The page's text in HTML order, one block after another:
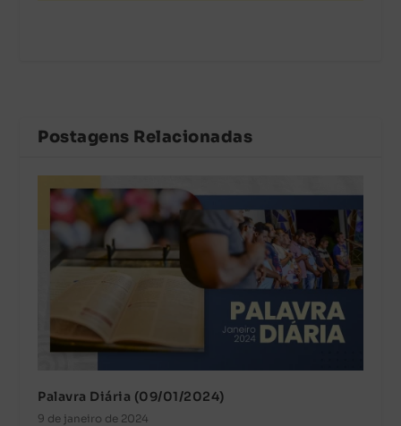
Postagens Relacionadas
Palavra Diária (09/01/2024)
9 de janeiro de 2024